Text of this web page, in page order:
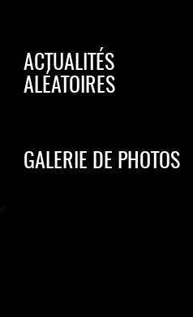
ACTUALITÉS
ALÉATOIRES
GALERIE DE PHOTOS